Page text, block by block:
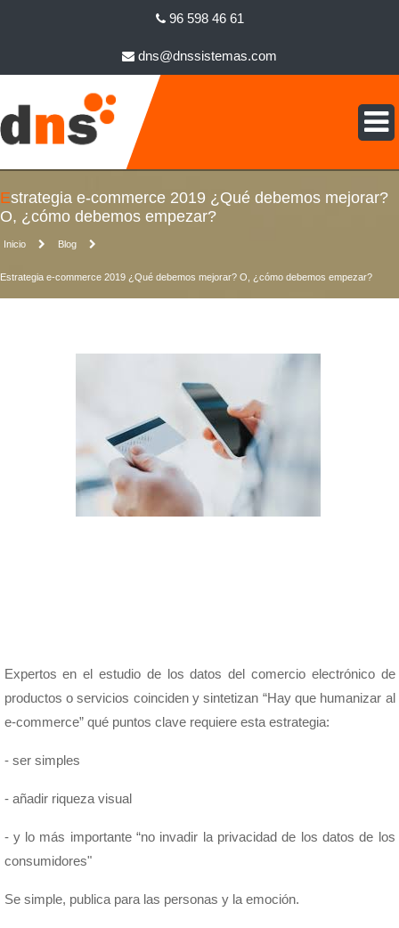
96 598 46 61
dns@dnssistemas.com
Estrategia e-commerce 2019 ¿Qué debemos mejorar?
O, ¿cómo debemos empezar?
Inicio Blog
Estrategia e-commerce 2019 ¿Qué debemos mejorar? O, ¿cómo debemos empezar?
Expertos en el estudio de los datos del comercio electrónico de
productos o servicios coinciden y sintetizan “Hay que humanizar al
e-commerce” qué puntos clave requiere esta estrategia:
- ser simples
- añadir riqueza visual
- y lo más importante “no invadir la privacidad de los datos de los
consumidores"
Se simple, publica para las personas y la emoción.